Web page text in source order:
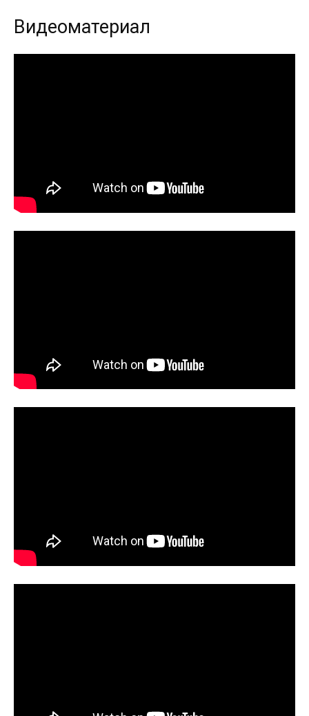
Видеоматериал